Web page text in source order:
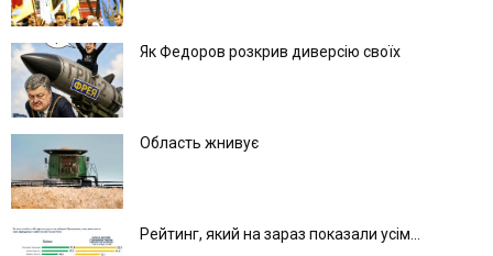
Як Федоров розкрив диверсію своїх
Область жнивує
Рейтинг, який на зараз показали усім...